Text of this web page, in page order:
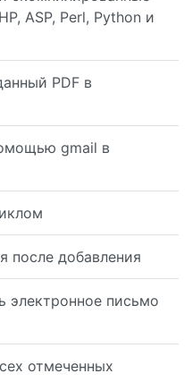
ASP, Perl, Python и
PDF в
gmail в
после добавления
электронное письмо
отмеченных